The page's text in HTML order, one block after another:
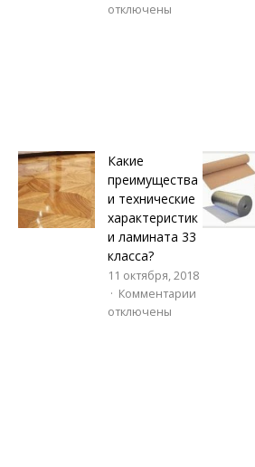
отключены
Какие
преимущества
и технические
характеристик
и ламината 33
класса?
11 октября, 2018
Комментарии
отключены